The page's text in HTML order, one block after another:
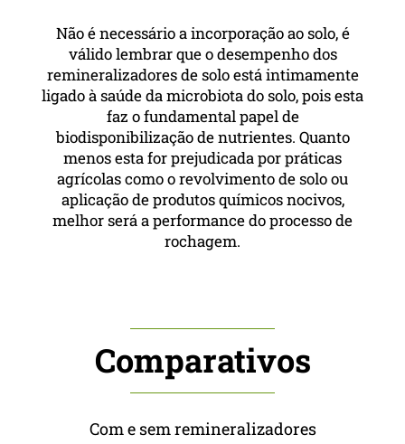
Não é necessário a incorporação ao solo, é
válido lembrar que o desempenho dos
remineralizadores de solo está intimamente
ligado à saúde da microbiota do solo, pois esta
faz o fundamental papel de
biodisponibilização de nutrientes. Quanto
menos esta for prejudicada por práticas
agrícolas como o revolvimento de solo ou
aplicação de produtos químicos nocivos,
melhor será a performance do processo de
rochagem.
Comparativos
Com e sem remineralizadores